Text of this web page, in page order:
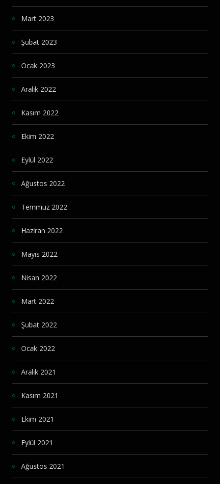
Mart 2023
Şubat 2023
Ocak 2023
Aralık 2022
Kasım 2022
Ekim 2022
Eylül 2022
Ağustos 2022
Temmuz 2022
Haziran 2022
Mayıs 2022
Nisan 2022
Mart 2022
Şubat 2022
Ocak 2022
Aralık 2021
Kasım 2021
Ekim 2021
Eylül 2021
Ağustos 2021